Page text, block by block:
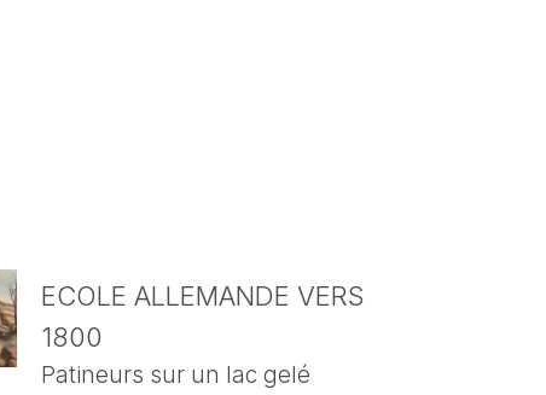
ECOLE ALLEMANDE VERS
1800
Patineurs sur un lac gelé